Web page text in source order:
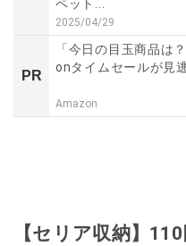
ペット...
2025/04/29
PR
「今日の目玉商品は
onタイムセールが見
Amazon
【セリア収納】